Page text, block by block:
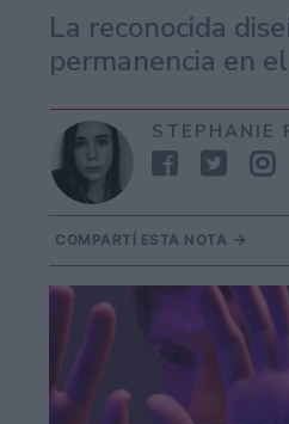
La reconocida
permanencia en
STEPHANIE
COMPARTÍ ESTA NOTA